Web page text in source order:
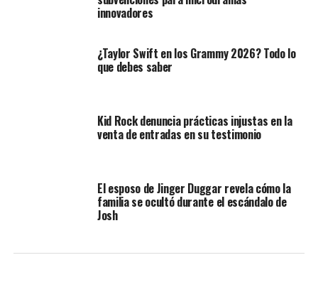
innovadores
¿Taylor Swift en los Grammy 2026? Todo lo
que debes saber
Kid Rock denuncia prácticas injustas en la
venta de entradas en su testimonio
El esposo de Jinger Duggar revela cómo la
familia se ocultó durante el escándalo de
Josh